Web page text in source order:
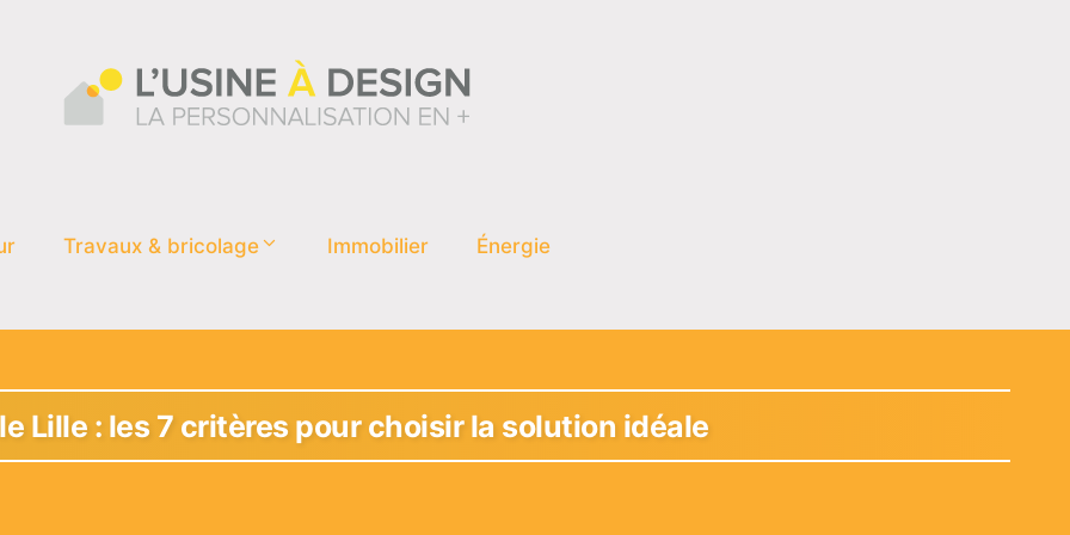
Travaux & bricolage Immobilier Énergie
Lille : les 7 critères pour choisir la solution idéale